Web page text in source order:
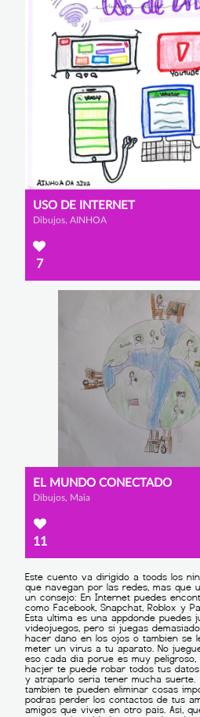
USO DE INTERNET
Dibujos, AINHOA
7
EL MUNDO CONECTADO
Dibujos, Maia
11